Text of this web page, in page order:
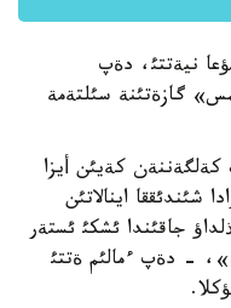
نيةتتئ، دةپ
گازةتئنة سئلتةمة
ذشئپ كةلگةننةن كةيئن أيزا
شئندئققا اينالاتئن
جاقئندا ئشكئ ئستةر
- دةپ ءمالئم ةتتئ